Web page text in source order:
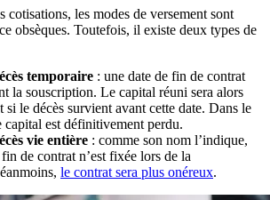
cotisations, les modes de versement sont
obsèques. Toutefois, il existe deux types de
temporaire : une date de fin de contrat
la souscription. Le capital réuni sera alors
si le décès survient avant cette date. Dans le
capital est définitivement perdu.
vie entière : comme son nom l’indique,
de contrat n’est fixée lors de la
le contrat sera plus onéreux.